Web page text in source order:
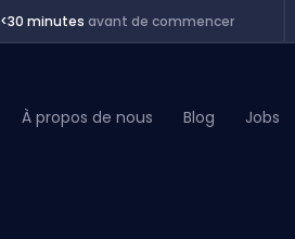
<30 minutes avant de commencer
À propos de nous Blog Jobs